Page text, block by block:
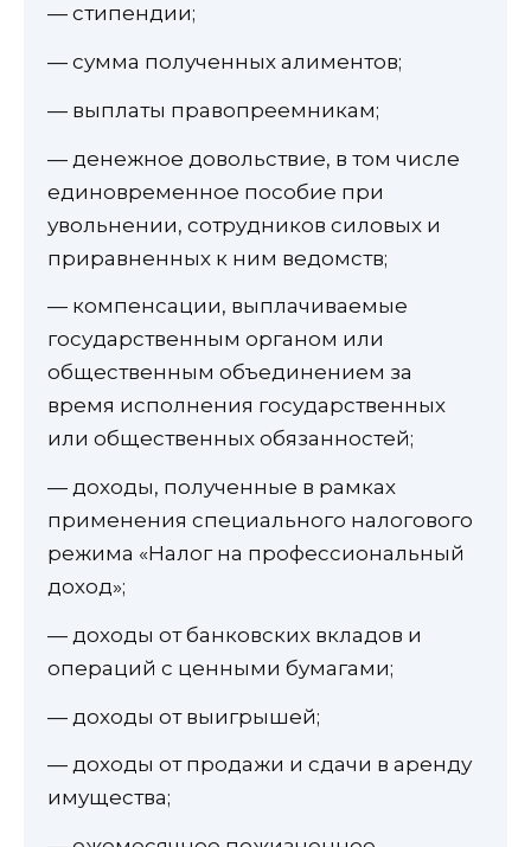
— стипендии;
— сумма полученных алиментов;
— выплаты правопреемникам;
— денежное довольствие, в том числе
единовременное пособие при
увольнении, сотрудников силовых и
приравненных к ним ведомств;
— компенсации, выплачиваемые
государственным органом или
общественным объединением за
время исполнения государственных
или общественных обязанностей;
— доходы, полученные в рамках
применения специального налогового
режима «Налог на профессиональный
доход»;
— доходы от банковских вкладов и
операций с ценными бумагами;
— доходы от выигрышей;
— доходы от продажи и сдачи в аренду
имущества;